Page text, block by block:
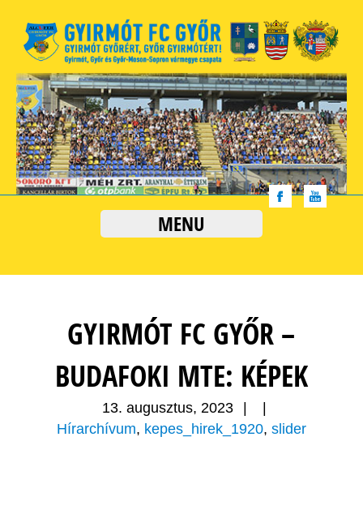
MENU
GYIRMÓT FC GYŐR –
BUDAFOKI MTE: KÉPEK
13. augusztus, 2023
Hírarchívum, kepes_hirek_1920, slider